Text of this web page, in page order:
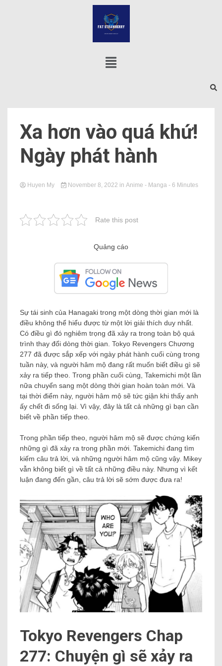
Xa hơn vào quá khứ!
Ngày phát hành
Huyen My November 8, 2022 in Anime - Manga - 6 Minutes
Rate this post
Quảng cáo
Sự tái sinh của Hanagaki trong một dòng thời gian mới là
điều không thể hiểu được từ một lời giải thích duy nhất.
Có điều gì đó nghiêm trọng đã xảy ra trong toàn bộ quá
trình thay đổi dòng thời gian. Tokyo Revengers Chương
277 đã được sắp xếp với ngày phát hành cuối cùng trong
tuần này, và người hâm mộ đang rất muốn biết điều gì sẽ
xảy ra tiếp theo. Trong phần cuối cùng, Takemichi một lần
nữa chuyển sang một dòng thời gian hoàn toàn mới. Và
tại thời điểm này, người hâm mộ sẽ tức giận khi thấy anh
ấy chết đi sống lại. Vì vậy, đây là tất cả những gì bạn cần
biết về phần tiếp theo.
Trong phần tiếp theo, người hâm mộ sẽ được chứng kiến ​​
những gì đã xảy ra trong phần mới. Takemichi đang tìm
kiếm câu trả lời, và những người hâm mộ cũng vậy. Mikey
vẫn không biết gì về tất cả những điều này. Nhưng vì kết
luận đang đến gần, câu trả lời sẽ sớm được đưa ra!
Tokyo Revengers Chap
277: Chuyện gì sẽ xảy ra